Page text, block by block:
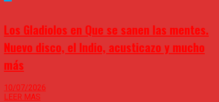
Los Gladiolos en Que se sanen las mentes.
Nuevo disco, el Indio, acusticazo y mucho
más
10/07/2026
LEER MAS